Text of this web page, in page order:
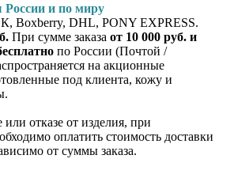
России и по миру
Boxberry, DHL, PONY EXPRESS.
При сумме заказа от 10 000 руб. и
по России (Почтой /
на акционные
под клиента, кожу и
или отказе от изделия, при
оплатить стоимость доставки
от суммы заказа.